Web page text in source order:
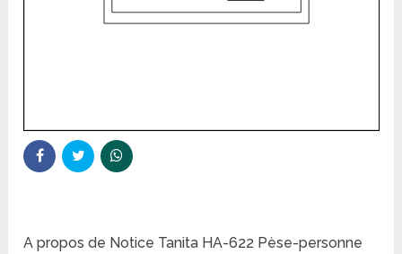
A propos de Notice Tanita HA-622 Pèse-personne